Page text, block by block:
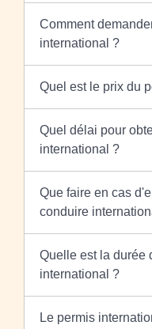
Comment
international ?
Quel est le prix du
Quel délai pour
international ?
Que faire en cas
conduire
Quelle est la durée
international ?
Le permis